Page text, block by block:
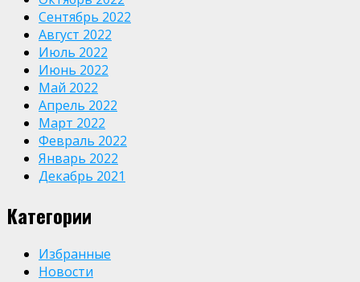
Сентябрь 2022
Август 2022
Июль 2022
Июнь 2022
Май 2022
Апрель 2022
Март 2022
Февраль 2022
Январь 2022
Декабрь 2021
Категории
Избранные
Новости